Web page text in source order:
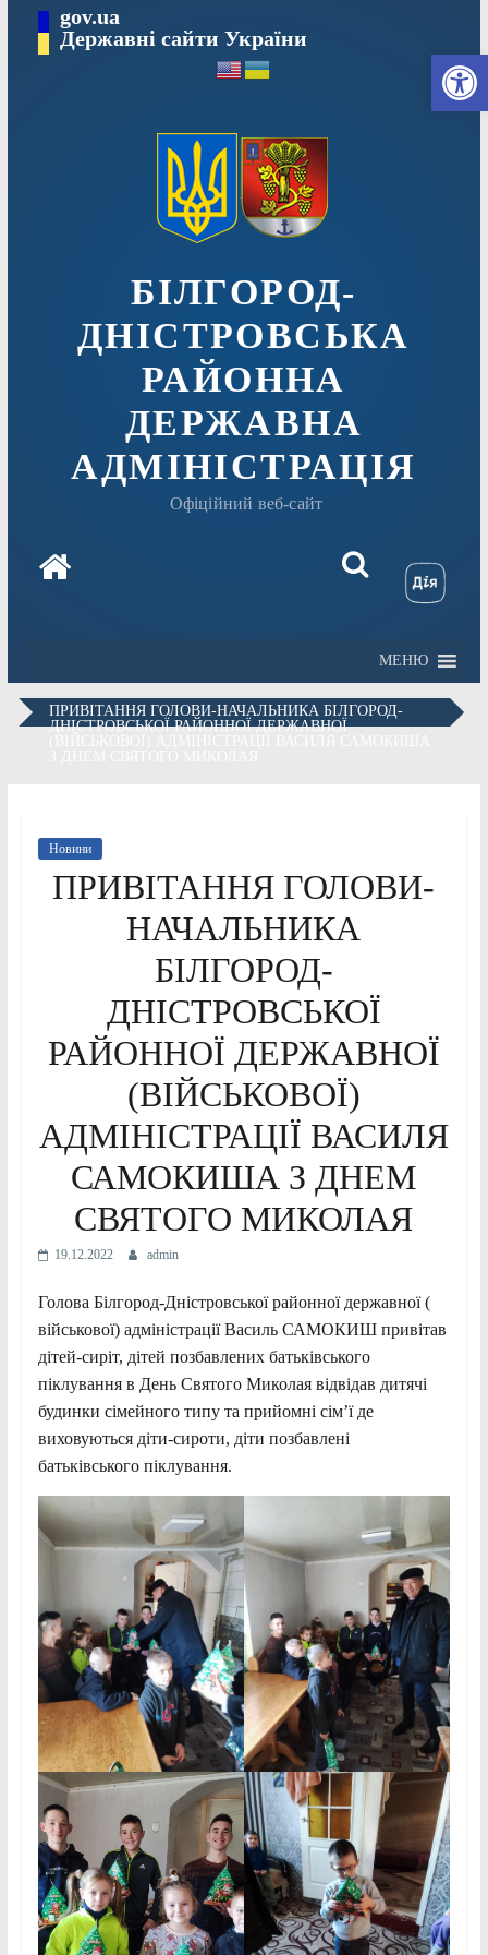
вмісту
gov.ua
Державні сайти України
БІЛГОРОД-
ДНІСТРОВСЬКА
РАЙОННА
ДЕРЖАВНА
АДМІНІСТРАЦІЯ
Офіційний веб-сайт
МЕНЮ
ПРИВІТАННЯ ГОЛОВИ-НАЧАЛЬНИКА БІЛГОРОД-
ДНІСТРОВСЬКОЇ РАЙОННОЇ ДЕРЖАВНОЇ
Новини
ПРИВІТАННЯ ГОЛОВИ-
НАЧАЛЬНИКА
БІЛГОРОД-
ДНІСТРОВСЬКОЇ
РАЙОННОЇ ДЕРЖАВНОЇ
(ВІЙСЬКОВОЇ)
АДМІНІСТРАЦІЇ ВАСИЛЯ
САМОКИША З ДНЕМ
СВЯТОГО МИКОЛАЯ
19.12.2022 admin
Голова Білгород-Дністровської районної державної (
військової) адміністрації Василь САМОКИШ привітав
дітей-сиріт, дітей позбавлених батьківського
піклування в День Святого Миколая відвідав дитячі
будинки сімейного типу та прийомні сім’ї де
виховуються діти-сироти, діти позбавлені
батьківського піклування.